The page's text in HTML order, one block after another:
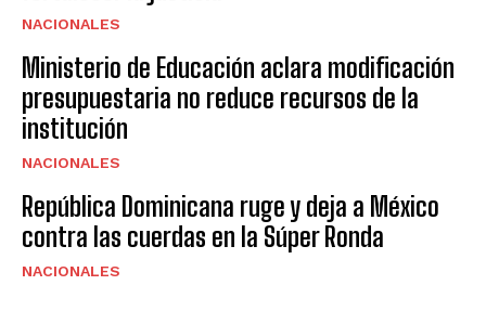
NACIONALES
Ministerio de Educación aclara modificación
presupuestaria no reduce recursos de la
institución
NACIONALES
República Dominicana ruge y deja a México
contra las cuerdas en la Súper Ronda
NACIONALES